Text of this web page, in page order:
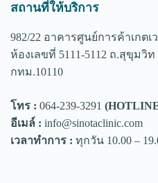
สถานที่ให้บริการ
982/22 อาคารศูนย์การค้าเกต
ห้องเลขที่ 5111-5112 ถ.สุขุมวิ
กทม.10110
โทร : 064-239-3291
อีเมล์ : info@sinotaclinic.com
เวลาทำการ : ทุกวัน 10.00 –